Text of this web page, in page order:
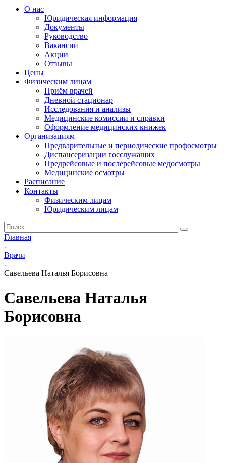
О нас
Юридическая информация
Документы
Руководство
Вакансии
Акции
Отзывы
Цены
Физическим лицам
Приём врачей
Дневной стационар
Исследования и анализы
Медицинские комиссии и справки
Оформление медицинских книжек
Организациям
Предварительные и периодические профосмотры
Диспансеризации госслужащих
Предрейсовые и послерейсовые медосмотры
Медицинские осмотры
Расписание
Контакты
Физическим лицам
Юридическим лицам
Главная
-
Врачи
-
Савельева Наталья Борисовна
Савельева Наталья
Борисовна